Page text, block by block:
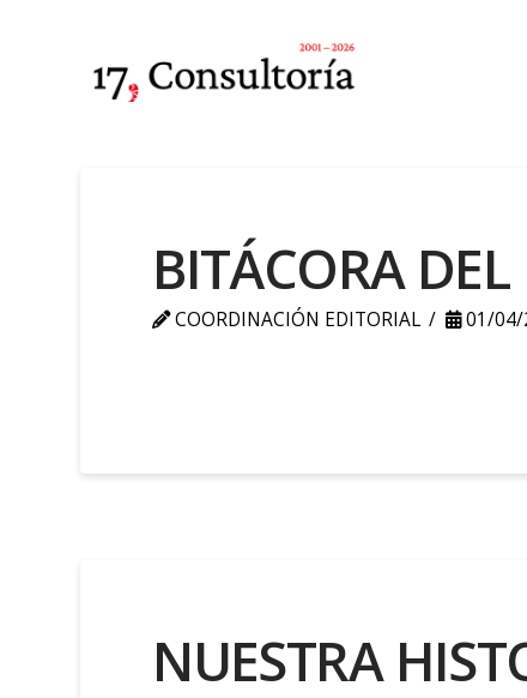
BITÁCORA DEL
COORDINACIÓN EDITORIAL 01/04/
NUESTRA